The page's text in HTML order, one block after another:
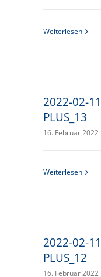
Weiterlesen
2022-02-
PLUS_13
16. Februar 2022
Weiterlesen
2022-02-
PLUS_12
16. Februar 2022